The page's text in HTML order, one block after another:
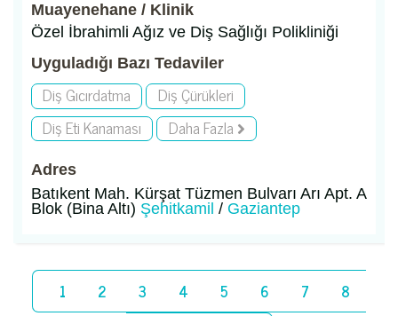
Muayenehane / Klinik
Özel İbrahimli Ağız ve Diş Sağlığı Polikliniği
Uyguladığı Bazı Tedaviler
Diş Gıcırdatma
Diş Çürükleri
Diş Eti Kanaması
Daha Fazla
Adres
Batıkent Mah. Kürşat Tüzmen Bulvarı Arı Apt. A
Blok (Bina Altı) Şehitkamil / Gaziantep
1 2 3 4 5 6 7
8